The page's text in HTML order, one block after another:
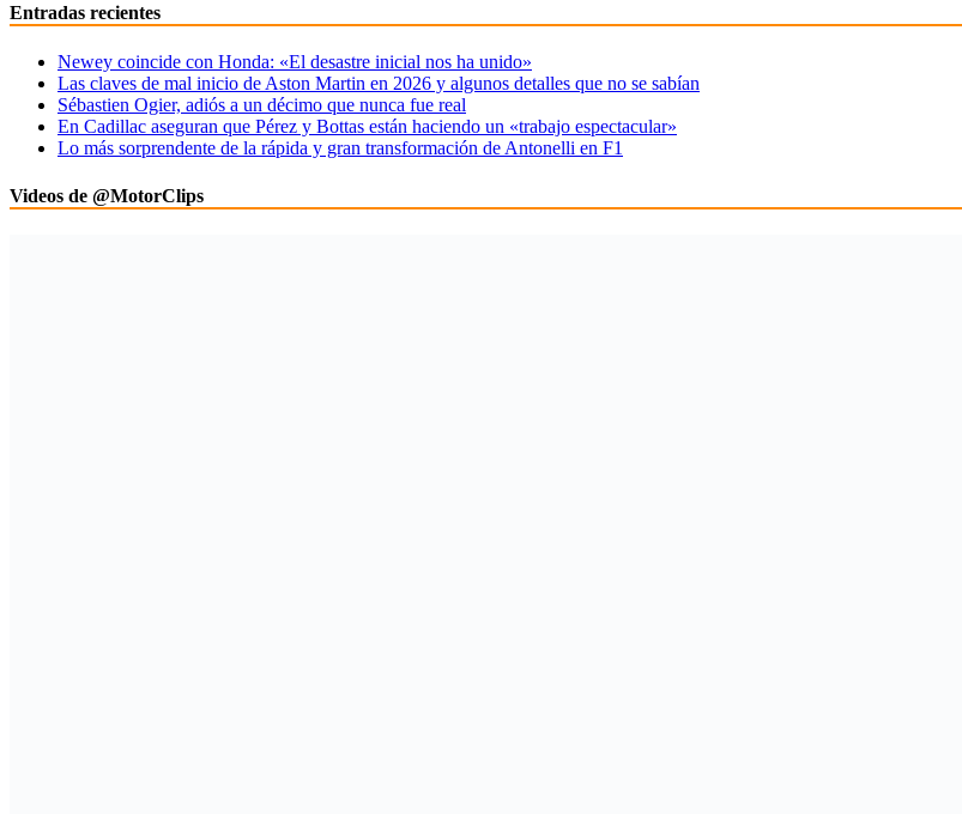
Entradas recientes
Newey coincide con Honda: «El desastre inicial nos ha unido»
Las claves de mal inicio de Aston Martin en 2026 y algunos detalles que no se sabían
Sébastien Ogier, adiós a un décimo que nunca fue real
En Cadillac aseguran que Pérez y Bottas están haciendo un «trabajo espectacular»
Lo más sorprendente de la rápida y gran transformación de Antonelli en F1
Videos de @MotorClips